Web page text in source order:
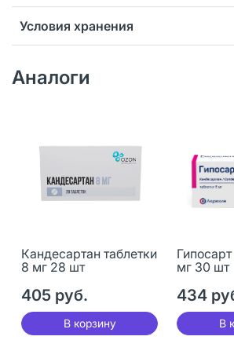
Условия хранения
Аналоги
Кандесартан таблетки
8 мг 28 шт
405 руб.
В корзину
мг 30 шт
434
В